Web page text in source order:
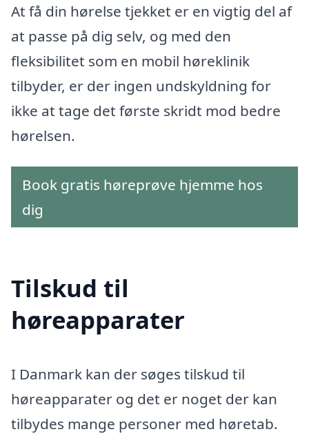
At få din hørelse tjekket er en vigtig del af
at passe på dig selv, og med den
fleksibilitet som en mobil høreklinik
tilbyder, er der ingen undskyldning for
ikke at tage det første skridt mod bedre
hørelsen.
Book gratis høreprøve hjemme hos
dig
Tilskud til
høreapparater
I Danmark kan der søges tilskud til
høreapparater og det er noget der kan
tilbydes mange personer med høretab.